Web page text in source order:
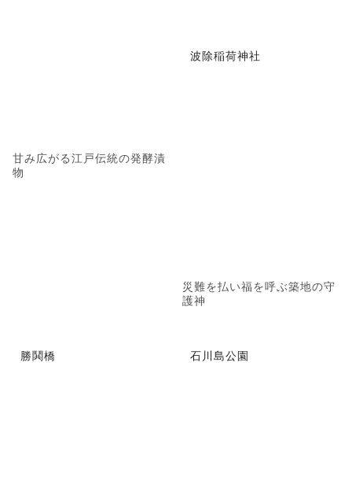
甘み広がる江戸伝統の発酵漬
物
波除稲荷神社
災難を払い福を呼ぶ築地の守
護神
勝鬨橋 石川島公園